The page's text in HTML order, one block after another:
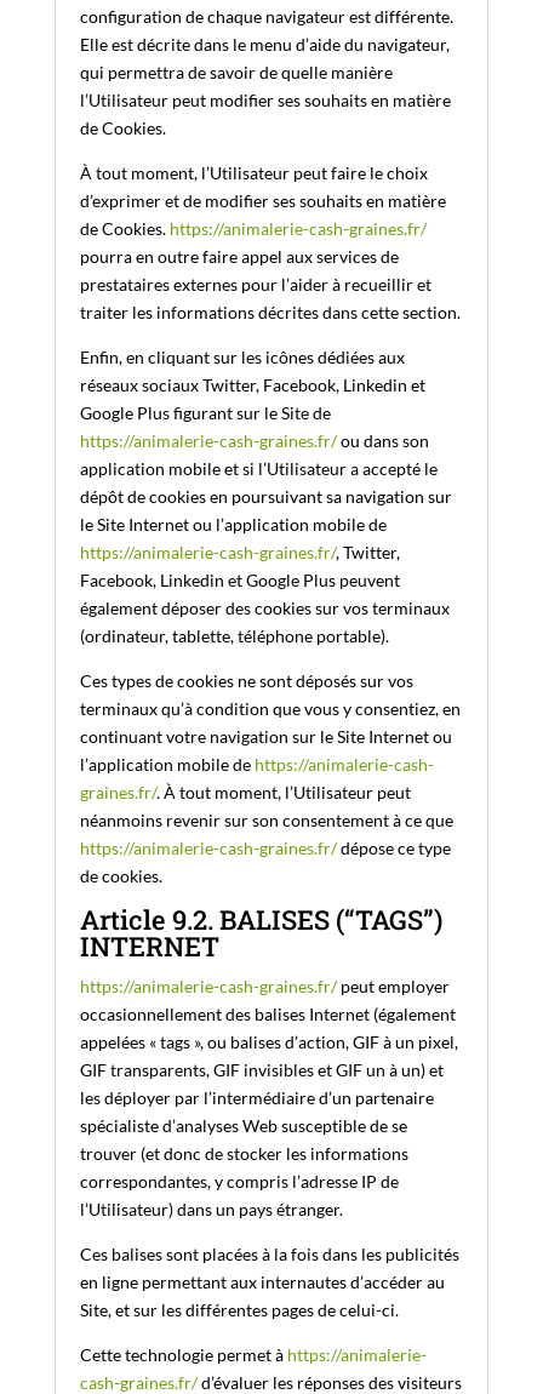
configuration de chaque navigateur est différente.
Elle est décrite dans le menu d’aide du navigateur,
qui permettra de savoir de quelle manière
l’Utilisateur peut modifier ses souhaits en matière
de Cookies.
À tout moment, l’Utilisateur peut faire le choix
d’exprimer et de modifier ses souhaits en matière
de Cookies. https://animalerie-cash-graines.fr/
pourra en outre faire appel aux services de
prestataires externes pour l’aider à recueillir et
traiter les informations décrites dans cette section.
Enfin, en cliquant sur les icônes dédiées aux
réseaux sociaux Twitter, Facebook, Linkedin et
Google Plus figurant sur le Site de
https://animalerie-cash-graines.fr/ou dans son
application mobile et si l’Utilisateur a accepté le
dépôt de cookies en poursuivant sa navigation sur
le Site Internet ou l’application mobile de
https://animalerie-cash-graines.fr/, Twitter,
Facebook, Linkedin et Google Plus peuvent
également déposer des cookies sur vos terminaux
(ordinateur, tablette, téléphone portable).
Ces types de cookies ne sont déposés sur vos
terminaux qu’à condition que vous y consentiez, en
continuant votre navigation sur le Site Internet ou
l’application mobile de https://animalerie-cash-
graines.fr/. À tout moment, l’Utilisateur peut
néanmoins revenir sur son consentement à ce que
https://animalerie-cash-graines.fr/dépose ce type
de cookies.
Article 9.2. BALISES (“TAGS”)
INTERNET
https://animalerie-cash-graines.fr/peut employer
occasionnellement des balises Internet (également
appelées « tags », ou balises d’action, GIF à un pixel,
GIF transparents, GIF invisibles et GIF un à un) et
les déployer par l’intermédiaire d’un partenaire
spécialiste d’analyses Web susceptible de se
trouver (et donc de stocker les informations
correspondantes, y compris l’adresse IP de
l’Utilisateur) dans un pays étranger.
Ces balises sont placées à la fois dans les publicités
en ligne permettant aux internautes d’accéder au
Site, et sur les différentes pages de celui-ci.
Cette technologie permet à https://animalerie-
cash-graines.fr/d’évaluer les réponses des visiteurs